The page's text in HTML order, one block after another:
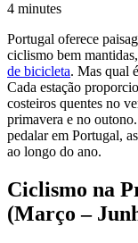
Caminho de
8 Dias|3/5
4 minutes
Portugal oferece
ciclismo bem
de bicicleta. Mas qual
Cada estação
costeiros quentes no
primavera e no
pedalar em Portugal,
ao longo do ano.
Ciclismo na
(Março –